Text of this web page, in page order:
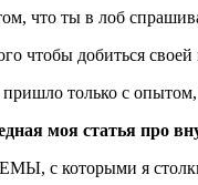
что ты в лоб
чтобы добиться
только с опытом,
моя статья про